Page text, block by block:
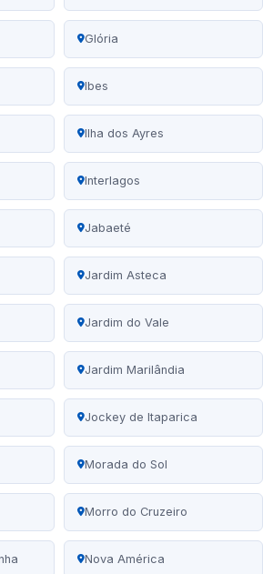
Glória
Ibes
Ilha dos Ayres
Interlagos
Jabaeté
Jardim Asteca
Jardim do Vale
Jardim Marilândia
Jockey de Itaparica
Morada do Sol
Morro do Cruzeiro
Nova América